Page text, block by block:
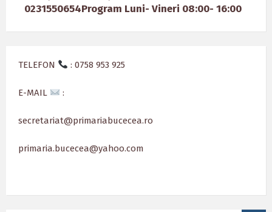
0231550654Program Luni- Vineri 08:00- 16:00
TELEFON : 0758 953 925
E-MAIL :
secretariat@primariabucecea.ro
primaria.bucecea@yahoo.com